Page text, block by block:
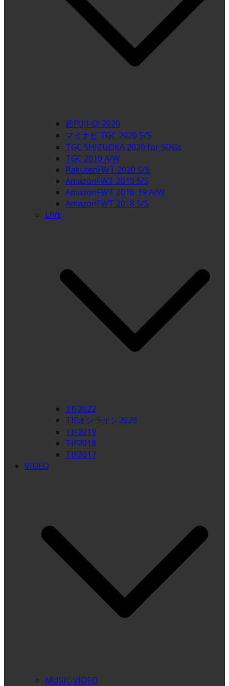
超FUJI-Q! 2020
マイナビ TGC 2020 S/S
TGC SHIZUOKA 2020 for SDGs
TGC 2019 A/W
RakutenFWT 2020 S/S
AmazonFWT 2019 S/S
AmazonFWT 2018-19 A/W
AmazonFWT 2018 S/S
LIVE
TIF2022
TIFオンライン2020
TIF2019
TIF2018
TIF2017
VIDEO
MUSIC VIDEO